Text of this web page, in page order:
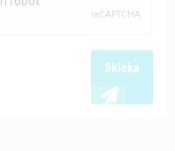
Skicka